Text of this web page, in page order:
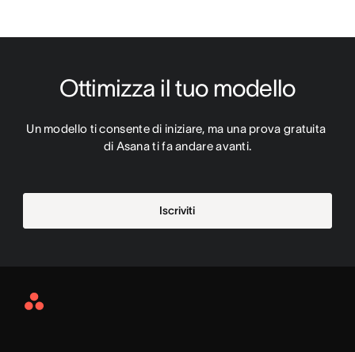
Ottimizza il tuo modello
Un modello ti consente di iniziare, ma una prova gratuita
di Asana ti fa andare avanti.
Iscriviti
Asana